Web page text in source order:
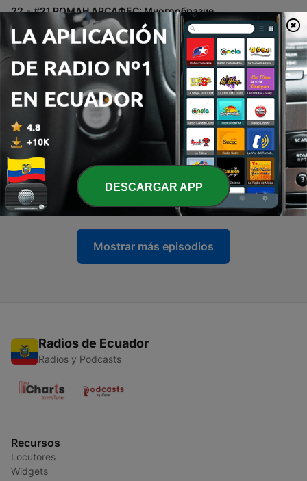
22 - #21 РОМАН АРСАФЕС: Многообразие
музыкальных форм
04 jun. 2024
21 - #20 В СОЛО. ТЫ ТАКОЙ ТАЛАНТЛИВЫЙ!
20 - #19 NEUROPOLIS feat. Владимир Алексеев &
Никита Сморыгин. ВСЁ ИЛИ НИЧЕГО
07 mar. 2024
19 - #18 NEORHYTHM feat. Деметр Грэйл & Евгений
Рассадкин: ФИЛОСОФИЯ ОТЕЧЕСТВЕННОГО
ГРУВА
18 ene. 2024
Mostrar más episodios
Radios de Ecuador
Radios y Podcasts
Recursos
Locutores
Widgets
DESCARGAR APP